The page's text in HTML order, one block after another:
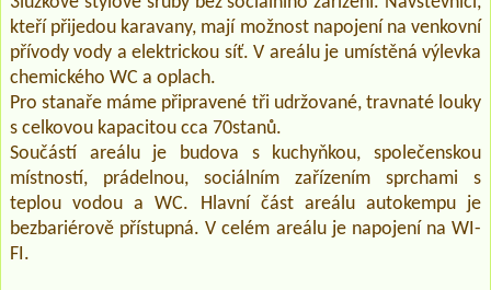
kteří přijedou karavany, mají možnost napojení na venkovní
přívody vody a elektrickou síť. V areálu je umístěná výlevka
chemického WC a oplach.
Pro stanaře máme připravené tři udržované, travnaté louky
s celkovou kapacitou cca 70stanů.
Součástí areálu je budova s kuchyňkou, společenskou
místností, prádelnou, sociálním zařízením sprchami s
teplou vodou a WC. Hlavní část areálu autokempu je
bezbariérově přístupná. V celém areálu je napojení na WI-
FI.